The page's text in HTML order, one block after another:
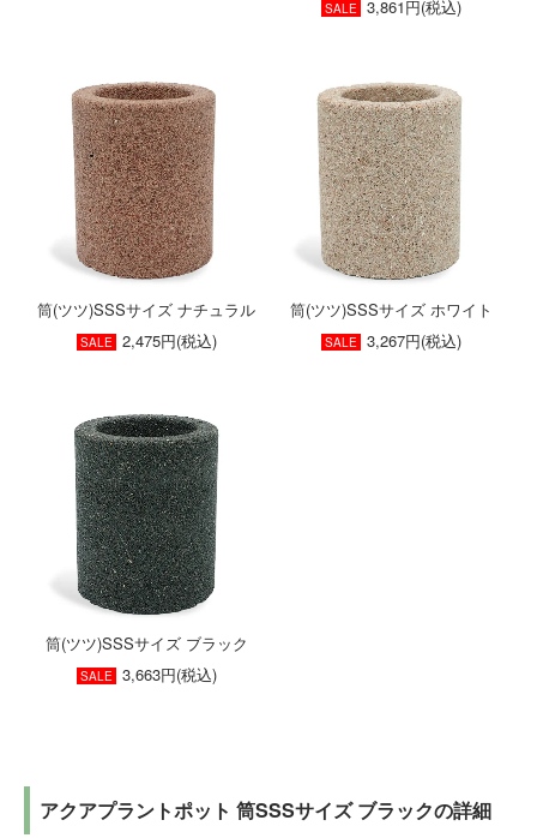
SALE 3,861円(税込)
筒(ツツ)SSSサイズ ナチュラル
SALE 2,475円(税込)
筒(ツツ)SSSサイズ ホワイト
SALE 3,267円(税込)
筒(ツツ)SSSサイズ ブラック
SALE 3,663円(税込)
アクアプラントポット 筒SSSサイズ ブラックの詳細